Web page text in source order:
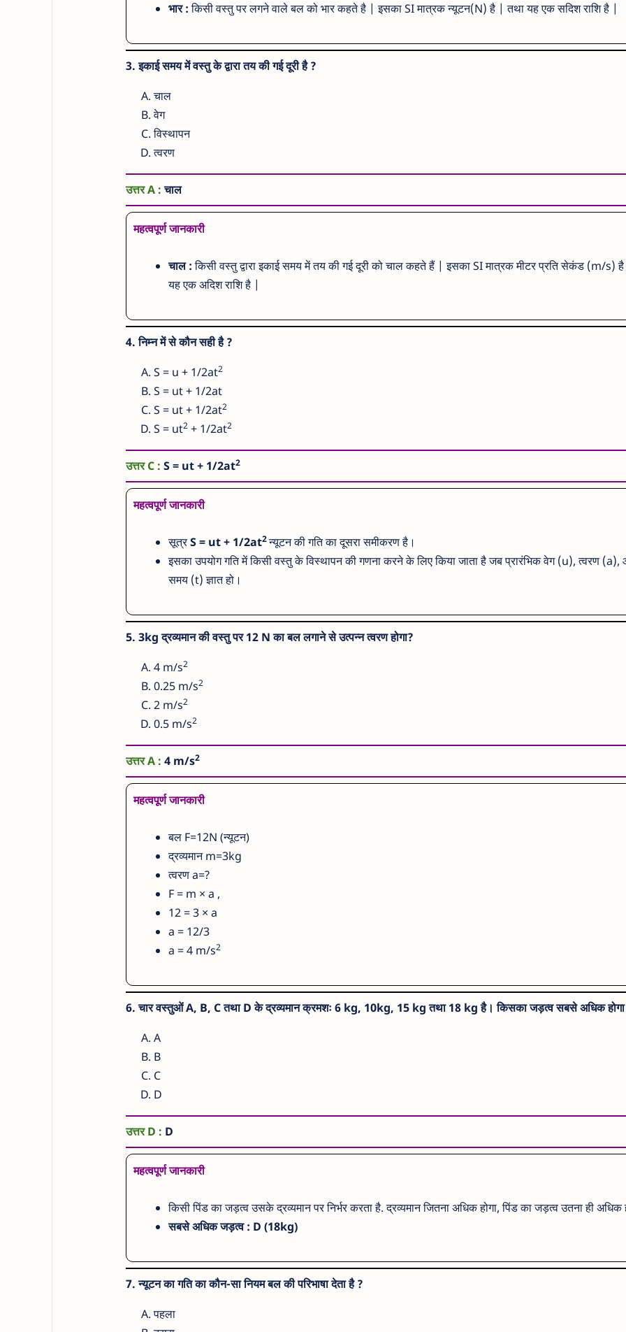
भार :किसी वस्तु पर लगने वाले बल को भार कहते है | इसका SI मात्रक न्यूटन(N) है | तथा यह एक सदिश राशि है |
3. इकाई समय में वस्तु के द्वारा तय की गई दूरी है ?
चाल
वेग
विस्थापन
त्वरण
उत्तर A :चाल
महत्वपूर्ण जानकारी
चाल :किसी वस्तु द्वारा इकाई समय में तय की गई दूरी को चाल कहते हैं | इसका SI मात्रक मीटर प्रति सेकंड (m/s)
यह एक अदिश राशि है |
4.निम्न में से कौन सही है ?
S = u + 1/2at2
S = ut + 1/2at
S = ut + 1/2at2
S = ut2+ 1/2at2
उत्तर C : S = ut + 1/2at2
महत्वपूर्ण जानकारी
सूत्रS = ut + 1/2at2न्यूटन की गति का दूसरा समीकरण है।
इसका उपयोग गति में किसी वस्तु के विस्थापन की गणना करने के लिए किया जाता है जब प्रारंभिक वेग (u), त्वरण (a),
समय (t) ज्ञात हो।
5. 3kg द्रव्यमान की वस्तु पर 12 N का बल लगाने से उत्पन्न त्वरण होगा?
4 m/s2
0.25 m/s2
2 m/s2
0.5 m/s2
उत्तर A : 4 m/s2
महत्वपूर्ण जानकारी
बल F=12N (न्यूटन)
द्रव्यमान m=3kg
त्वरण a=?
F = m × a ,
12 = 3 × a
a = 12/3
a = 4 m/s2
6.चार वस्तुओं A, B, C तथा D के द्रव्यमान क्रमशः 6 kg, 10kg, 15 kg तथा 18 kg है। किसका जड़त्व सबसे अधिक
A
B
C
D
उत्तर D : D
महत्वपूर्ण जानकारी
किसी पिंड का जड़त्व उसके द्रव्यमान पर निर्भर करता है. द्रव्यमान जितना अधिक होगा, पिंड का जड़त्व उतना ही अधिक
सबसे अधिकजड़त्व : D (18kg)
7.न्यूटन का गति का कौन-सा नियम बल की परिभाषा देता है ?
पहला